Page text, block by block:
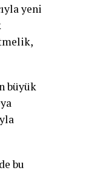
yeni
büyük
bu